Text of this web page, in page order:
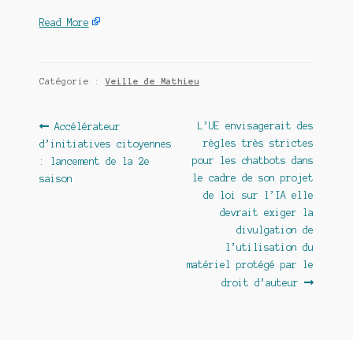
Read More
Catégorie :Veille de Mathieu
Navigation
de
l’article
Article
précédent :
Accélérateur
d’initiatives citoyennes
: lancement de la 2e
saison
Article
suivant :
L’UE envisagerait des
règles très strictes
pour les chatbots dans
le cadre de son projet
de loi sur l’IA elle
devrait exiger la
divulgation de
l’utilisation du
matériel protégé par le
droit d’auteur